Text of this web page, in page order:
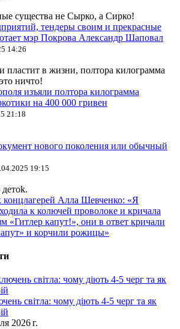
существа не Сырко, а Сирко!
тендеры своим и прекрасные
мэр Покрова Александр Шаповал
14:26
пластит в жизни, полтора килограмма
ничто!
изъяли полтора килограмма
на 400 000 гривен
21:18
нового поколения или обычный
19:15
Алла Шевченко: «Я
к колючей проволоке и кричала
«Гитлер капут!», они в ответ кричали
и корчили рожицы»
світла: чому діють 4-5 черг та як
2026 г.